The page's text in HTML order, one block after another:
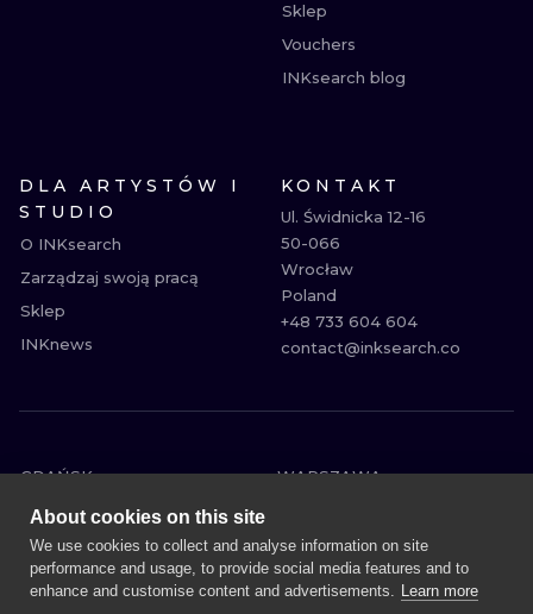
Sklep
Vouchers
INKsearch blog
DLA ARTYSTÓW I
STUDIO
O INKsearch
Zarządzaj swoją pracą
Sklep
INKnews
KONTAKT
Ul. Świdnicka 12-16
50-066
Wrocław
Poland
+48 733 604 604
contact@inksearch.co
GDAŃSK
WARSZAWA
POZNAŃ
KATOWICE
WROCŁAW
ŁÓDŹ
BERLIN
About cookies on this site
We use cookies to collect and analyse information on site
performance and usage, to provide social media features and to
enhance and customise content and advertisements. Learn more